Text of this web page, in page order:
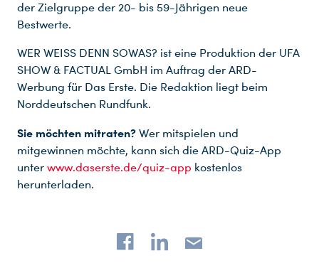
der Zielgruppe der 20- bis 59-Jährigen neue
Bestwerte.
WER WEISS DENN SOWAS? ist eine Produktion der UFA
SHOW & FACTUAL GmbH im Auftrag der ARD-
Werbung für Das Erste. Die Redaktion liegt beim
Norddeutschen Rundfunk.
Sie möchten mitraten? Wer mitspielen und
mitgewinnen möchte, kann sich die ARD-Quiz-App
unter www.daserste.de/quiz-app kostenlos
herunterladen.